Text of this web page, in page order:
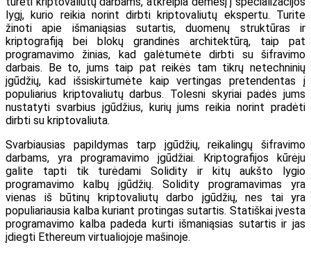
lygį, kurio reikia norint dirbti kriptovaliutų ekspertu. Turite
žinoti apie išmaniąsias sutartis, duomenų struktūras ir
kriptografiją bei blokų grandinės architektūrą, taip pat
programavimo žinias, kad galėtumėte dirbti su šifravimo
darbais. Be to, jums taip pat reikės tam tikrų netechninių
įgūdžių, kad išsiskirtumėte kaip vertingas pretendentas į
populiarius kriptovaliutų darbus. Tolesni skyriai padės jums
nustatyti svarbius įgūdžius, kurių jums reikia norint pradėti
dirbti su kriptovaliuta.
Svarbiausias papildymas tarp įgūdžių, reikalingų šifravimo
darbams, yra programavimo įgūdžiai. Kriptografijos kūrėju
galite tapti tik turėdami Solidity ir kitų aukšto lygio
programavimo kalbų įgūdžių. Solidity programavimas yra
vienas iš būtinų kriptovaliutų darbo įgūdžių, nes tai yra
populiariausia kalba kuriant protingas sutartis. Statiškai įvesta
programavimo kalba padeda kurti išmaniąsias sutartis ir jas
įdiegti Ethereum virtualiojoje mašinoje.